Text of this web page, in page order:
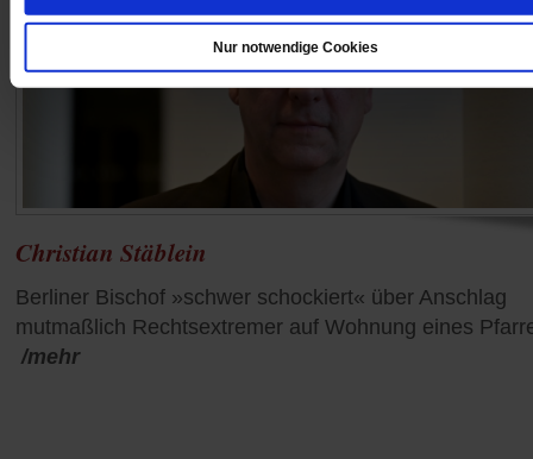
Nur notwendige Cookies
Christian Stäblein
Berliner Bischof »schwer schockiert« über Anschlag
mutmaßlich Rechtsextremer auf Wohnung eines
/mehr